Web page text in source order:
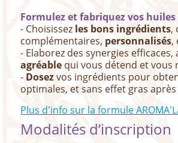
Formulez et fabriquez vos huiles
- Choisissez les bons ingrédients,
complémentaires, personnalisés,
- Elaborez des synergies efficaces,
agréable qui vous détend et vous
- Dosezvos ingrédients pour
optimales, et sans effet gras
Plus d'info sur la formule
Modalités d’inscription